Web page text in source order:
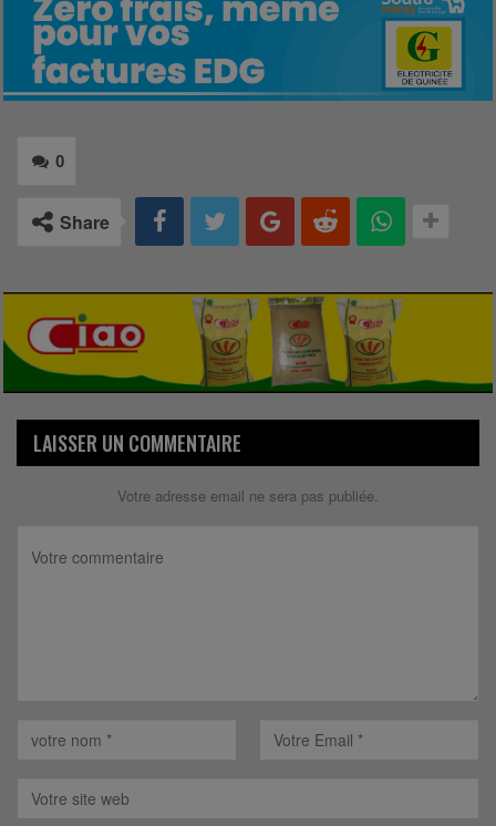
0
Share
LAISSER UN COMMENTAIRE
Votre adresse email ne sera pas publiée.